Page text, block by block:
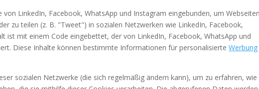
LinkedIn, Facebook, WhatsApp und Instagram eingebunden, um
zu teilen (z. B. "Tweet") in sozialen Netzwerken wie LinkedIn, Facebook,
ist mit einem Code eingebettet, der von LinkedIn, Facebook, WhatsApp und
Diese Inhalte können bestimmte Informationen für personalisierteWerbung
sozialen Netzwerke (die sich regelmäßig ändern kann), um zu erfahren, wie